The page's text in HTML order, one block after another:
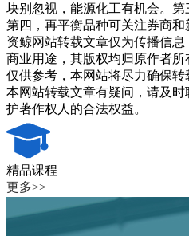
块别忽视，能源化工有机会。第
第四，再平衡品种可关注券商和
资鲸网站转载文章仅为传播信
商业用途，其版权均归原作者所
仅供参考，本网站将尽力确保
本网站转载文章有疑问，请及
护著作权人的合法权益。
精品课程
更多>>